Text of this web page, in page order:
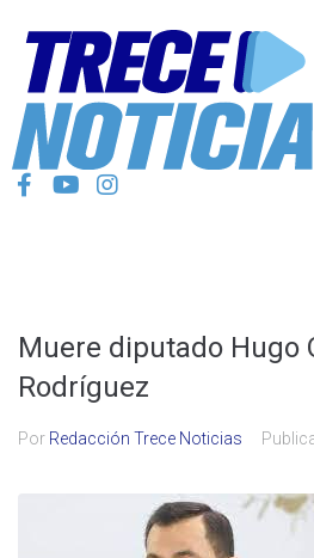
Muere diputado Hugo
Rodríguez
Por Redacción Trece Noticias